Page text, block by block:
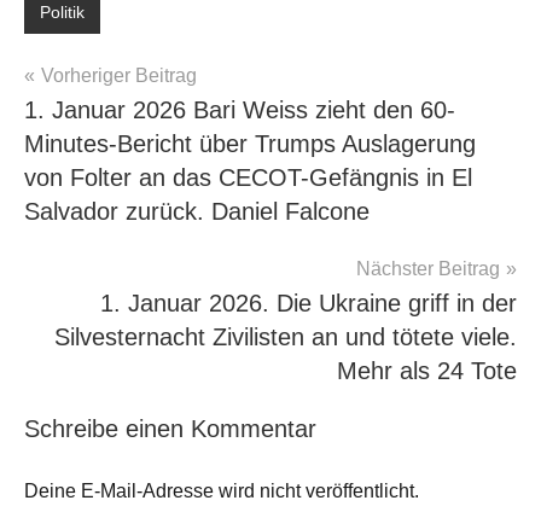
Politik
Beitragsnavigation
Vorheriger Beitrag
1. Januar 2026 Bari Weiss zieht den 60-
Minutes-Bericht über Trumps Auslagerung
von Folter an das CECOT-Gefängnis in El
Salvador zurück. Daniel Falcone
Nächster Beitrag
1. Januar 2026. Die Ukraine griff in der
Silvesternacht Zivilisten an und tötete viele.
Mehr als 24 Tote
Schreibe einen Kommentar
Deine E-Mail-Adresse wird nicht veröffentlicht.